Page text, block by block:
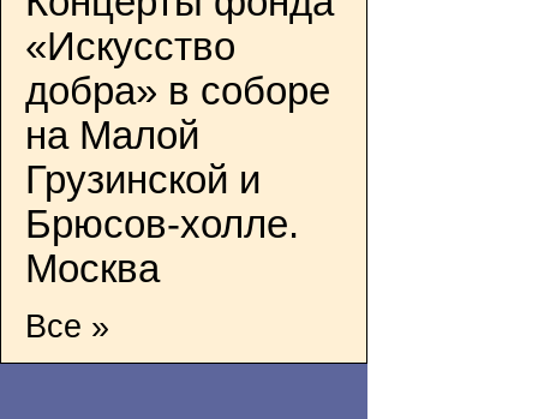
«Искусство
добра» в соборе
на Малой
Грузинской и
Брюсов-холле.
Москва
Все »